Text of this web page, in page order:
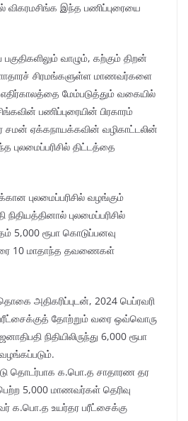
விகரமசிங்க இந்த பணிப்புரையை
வாழும், கற்கும் திறன்
சிரமங்களுள்ள மாணவர்களை
மேம்படுத்தும் வகையில்
பணிப்புரையின் பிரகாரம்
சமன் ஏக்கநாயக்கவின் வழிகாட்டலின்
புலமைப்பரிசில் திட்டத்தை
புலமைப்பரிசில் வழங்கும்
புலமைப்பரிசில்
5,000 ரூபா கொடுப்பனவு
10 மாதாந்த தவணைகள்
அதிகரிப்புடன், 2024 பெப்ரவரி
தோற்றும் வரை ஒவ்வொரு
நிதியிலிருந்து 6,000 ரூபா
தொடர்பாக க.பொ.த சாதாரண தர
5,000 மாணவர்கள் தெரிவு
க.பொ.த உயர்தர பரீட்சைக்கு